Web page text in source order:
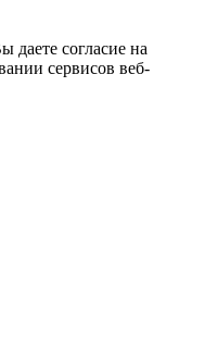
даете согласие на
сервисов веб-